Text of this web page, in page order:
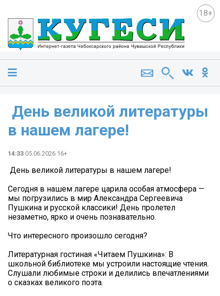
18+
️ День великой литературы
в нашем лагере!
14:33 05.06.2026 16+
️ День великой литературы в нашем лагере!
Сегодня в нашем лагере царила особая атмосфера —
мы погрузились в мир Александра Сергеевича
Пушкина и русской классики! День пролетел
незаметно, ярко и очень познавательно.
Что интересного произошло сегодня?
Литературная гостиная «Читаем Пушкина»: В
школьной библиотеке мы устроили настоящие чтения.
Слушали любимые строки и делились впечатлениями
о сказках великого поэта.